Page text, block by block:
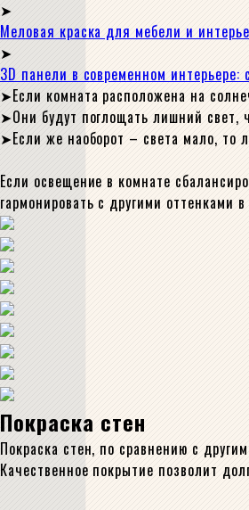
Меловая краска для мебели и
3D панели в современном интерьере:
Если комната расположена на
Они будут поглощать лишний свет,
Если же наоборот – света мало, то
Если освещение в комнате
гармонировать с другими оттенками
Покраска стен
Покраска стен, по сравнению с
Качественное покрытие позволит